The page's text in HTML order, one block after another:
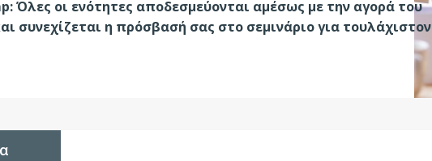
Όλες οι ενότητες αποδεσμεύονται αμέσως με την αγορά του
συνεχίζεται η πρόσβασή σας στο σεμινάριο για τουλάχιστον